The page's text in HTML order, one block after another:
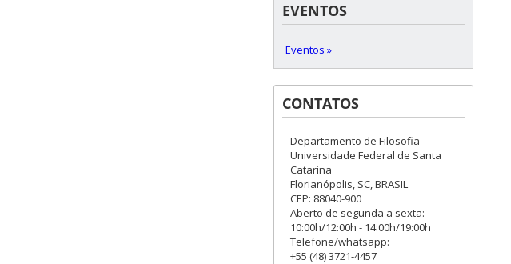
EVENTOS
Eventos »
CONTATOS
Departamento de Filosofia
Universidade Federal de Santa
Catarina
Florianópolis, SC, BRASIL
CEP: 88040-900
Aberto de segunda a sexta:
10:00h/12:00h - 14:00h/19:00h
Telefone/whatsapp:
+55 (48) 3721-4457